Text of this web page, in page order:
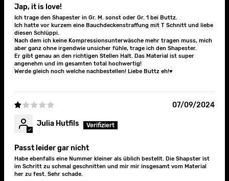
Jap, it is love!
Ich trage den Shapester in Gr. M. sonst oder Gr. 1 bei Buttz.
Ich hatte vor kurzem eine Bauchdeckenstraffung mit T Schnitt und liebe
diesen Schlüppi.
Nach dem ich keine Kompressionsunterwäsche mehr tragen muss, mich
aber ganz ohne irgendwie unsicher fühle, trage ich den Shapester.
Er gibt genau an den richtigen Stellen Halt. Das Material ist super
angenehm und im gesamten total hochwertig!
Werde gleich noch welche nachbestellen! Liebe Buttz eh!♥️
07/09/2024
Julia Hutfils
Passt leider gar nicht
Habe ebenfalls eine Nummer kleiner als üblich bestellt. Die Shapster ist
im Schritt zu schmal geschnitten und mir mir insgesamt vom Material
her zu fest. Sehr schade.